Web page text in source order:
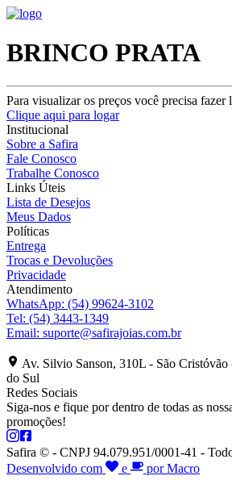
BRINCO PRATA
Para visualizar os preços você precisa fazer
Clique aqui para logar
Institucional
Sobre a Safira
Fale Conosco
Trabalhe Conosco
Links Úteis
Lista de Desejos
Meus Dados
Políticas
Entrega
Trocas e Devoluções
Privacidade
Atendimento
WhatsApp: (54) 99624-3102
Tel: (54) 3443-1349
Email: suporte@safirajoias.com.br
Av. Silvio Sanson, 310L - São
do Sul
Redes Sociais
Siga-nos e fique por dentro de todas as
promoções!
Safira © - CNPJ 94.079.951/0001-41 -
Desenvolvido com
e por Macro